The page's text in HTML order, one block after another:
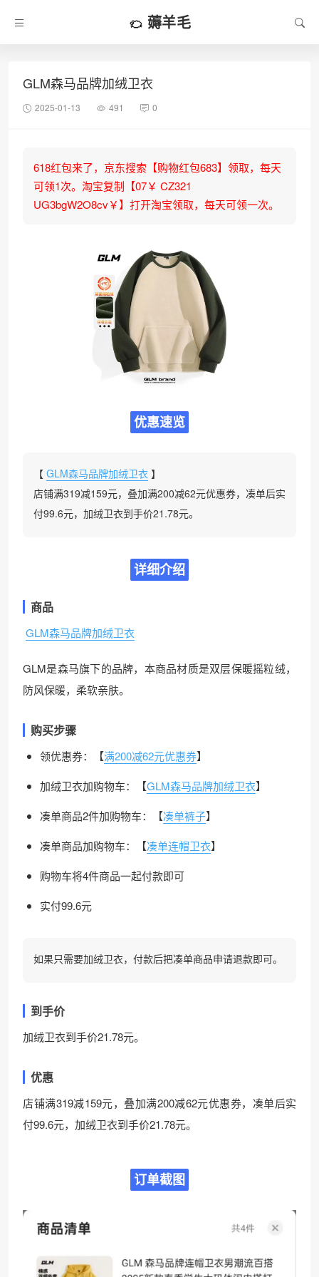
薅羊毛
GLM森马品牌加绒卫衣
2025-01-13 491 0
618红包来了，京东搜索【购物红包683】领取，每天
可领1次。淘宝复制【07￥ CZ321
UG3bgW2O8cv￥】打开淘宝领取，每天可领一次。
优惠速览
【 GLM森马品牌加绒卫衣 】
店铺满319减159元，叠加满200减62元优惠券，凑单后实
付99.6元，加绒卫衣到手价21.78元。
详细介绍
商品
GLM森马品牌加绒卫衣
GLM是森马旗下的品牌，本商品材质是双层保暖摇粒绒，
防风保暖，柔软亲肤。
购买步骤
领优惠券：【满200减62元优惠券】
加绒卫衣加购物车：【GLM森马品牌加绒卫衣】
凑单商品2件加购物车：【凑单裤子】
凑单商品加购物车：【凑单连帽卫衣】
购物车将4件商品一起付款即可
实付99.6元
如果只需要加绒卫衣，付款后把凑单商品申请退款即可。
到手价
加绒卫衣到手价21.78元。
优惠
店铺满319减159元，叠加满200减62元优惠券，凑单后实
付99.6元，加绒卫衣到手价21.78元。
订单截图